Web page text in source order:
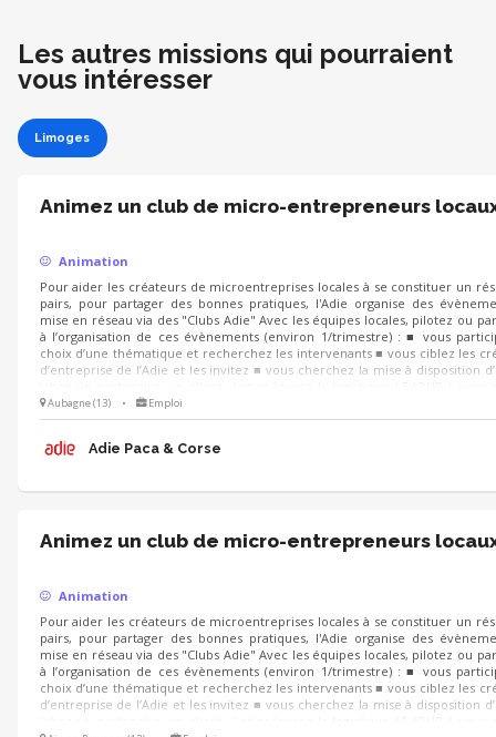
Les autres missions qui pourraient
vous intéresser
Limoges
Animez un club de micro-entrepreneurs
Animation
Pour aider les créateurs de microentreprises locales à se constituer un
pairs, pour partager des bonnes pratiques, l'Adie organise des
mise en réseau via des "Clubs Adie" Avec les équipes locales, pilotez ou
à l’organisation de ces évènements (environ 1/trimestre) : ■ vous
choix d’une thématique et recherchez les intervenants ■ vous ciblez les
d’entreprise de l’Adie et les invitez ■ vous cherchez la mise à disposition
co-animer les échanges, recueillir la satisfaction et les attentes des
pour d’autres événements
Aubagne (13) • Emploi
Adie Paca & Corse
Animez un club de micro-entrepreneurs
Animation
Pour aider les créateurs de microentreprises locales à se constituer un
pairs, pour partager des bonnes pratiques, l'Adie organise des
mise en réseau via des "Clubs Adie" Avec les équipes locales, pilotez ou
à l’organisation de ces évènements (environ 1/trimestre) : ■ vous
choix d’une thématique et recherchez les intervenants ■ vous ciblez les
d’entreprise de l’Adie et les invitez ■ vous cherchez la mise à disposition